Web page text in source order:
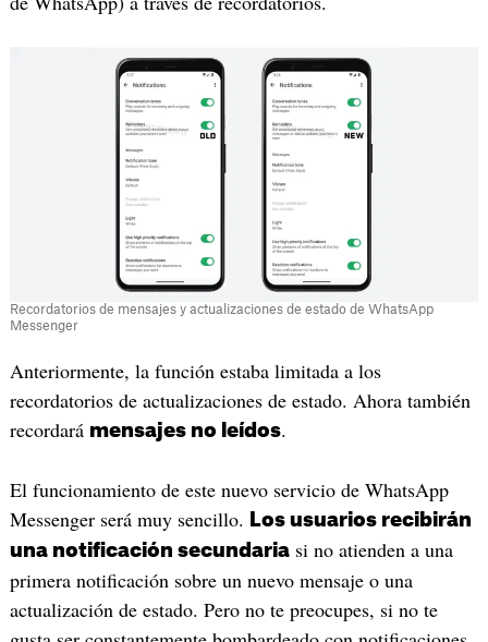
Recordatorios de mensajes y actualizaciones de estado de WhatsApp
Messenger
Anteriormente, la función estaba limitada a los
recordatorios de actualizaciones de estado. Ahora también
recordará mensajes no leídos.
El funcionamiento de este nuevo servicio de WhatsApp
Messenger será muy sencillo.
Los usuarios recibirán
una notificación secundariasi no atienden a una
primera notificación sobre un nuevo mensaje o una
actualización de estado. Pero no te preocupes, si no te